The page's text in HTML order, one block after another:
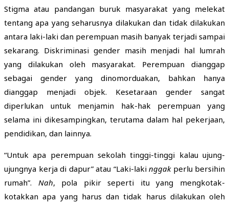
Stigma atau pandangan buruk masyarakat yang melekat
tentang apa yang seharusnya dilakukan dan tidak dilakukan
antara laki-laki dan perempuan masih banyak terjadi sampai
sekarang. Diskriminasi gender masih menjadi hal lumrah
yang dilakukan oleh masyarakat. Perempuan dianggap
sebagai gender yang dinomorduakan, bahkan hanya
dianggap menjadi objek. Kesetaraan gender sangat
diperlukan untuk menjamin hak-hak perempuan yang
selama ini dikesampingkan, terutama dalam hal pekerjaan,
pendidikan, dan lainnya.
“Untuk apa perempuan sekolah tinggi-tinggi kalau ujung-
ujungnya kerja di dapur” atau “Laki-laki nggakperlu bersihin
rumah”. Nah, pola pikir seperti itu yang mengkotak-
kotakkan apa yang harus dan tidak harus dilakukan oleh